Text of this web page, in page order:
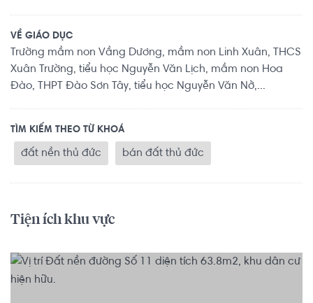
VỀ GIÁO DỤC
Trường mầm non Vầng Dương, mầm non Linh Xuân, THCS
Xuân Trường, tiểu học Nguyễn Văn Lịch, mầm non Hoa
Đào, THPT Đào Sơn Tây, tiểu học Nguyễn Văn Nở,...
TÌM KIẾM THEO TỪ KHOÁ
đất nền thủ đức bán đất thủ đức
Tiện ích khu vực